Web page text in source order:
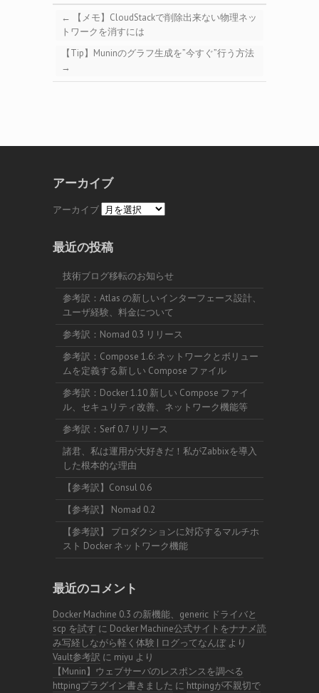
←
【メモ】CloudStackで削除出来ない物理ネッ
トワークを消すには
【Tip】Muninのグラフ生成を”今すぐ”行う方法
→
アーカイブ
アーカイブ
最近の投稿
技術ブログ移転のお知らせ
参考訳：Atlas の新しいインターフェース設計、
ユーザ経験、料金について
参考訳：Nomad 0.3 リリース
参考訳：Compose 1.6: ネットワークとボリュー
ムを定義する新しい Compose ファイル
参考訳：Docker 1.10 新しい Compose ファイ
ル、セキュリティ改善、ネットワーク機能等
参考訳：Serf 0.7 リリース
諸君、私は運用が大好きだ！私がZabbixを導入
した根本的な理由
【参考訳】Consul 0.6
【参考訳】 Nomad 0.2
【参考訳】 プロダクションに対応するマルチホ
スト Docker ネットワーク機能
最近のコメント
Docker Machine 0.3 の新機能、generic ドライバと
scp を試す に Docker Machine公式サイトをナナメ読
み写経しながら軽く体験 | ログってなんぼより
Vault参考訳 に miyu より
【Munin】ウェブサーバのレスポンスを調べる
httpingプラグイン書きました に httpingが不親切で